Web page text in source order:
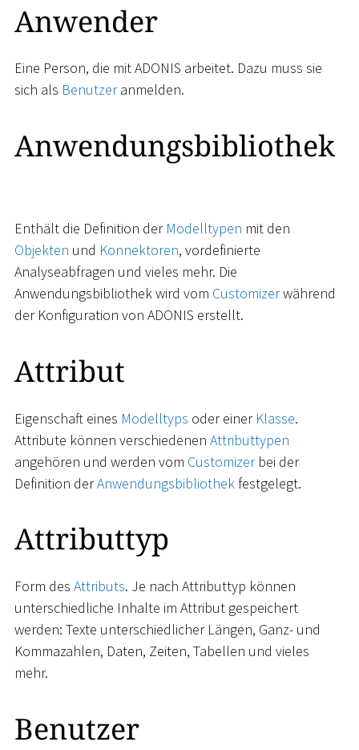
Anwender
Eine Person, die mit ADONIS arbeitet. Dazu muss sie
sich als Benutzeranmelden.
Anwendungsbibliothek
Enthält die Definition der Modelltypen mit den
Objekten und Konnektoren, vordefinierte
Analyseabfragen und vieles mehr. Die
Anwendungsbibliothek wird vom Customizerwährend
der Konfiguration von ADONIS erstellt.
Attribut
Eigenschaft eines Modelltyps oder einer Klasse.
Attribute können verschiedenen Attributtypen
angehören und werden vom Customizerbei der
Definition derAnwendungsbibliothek festgelegt.
Attributtyp
Form des Attributs. Je nach Attributtyp können
unterschiedliche Inhalte im Attribut gespeichert
werden: Texte unterschiedlicher Längen, Ganz- und
Kommazahlen, Daten, Zeiten, Tabellen und vieles
mehr.
Benutzer